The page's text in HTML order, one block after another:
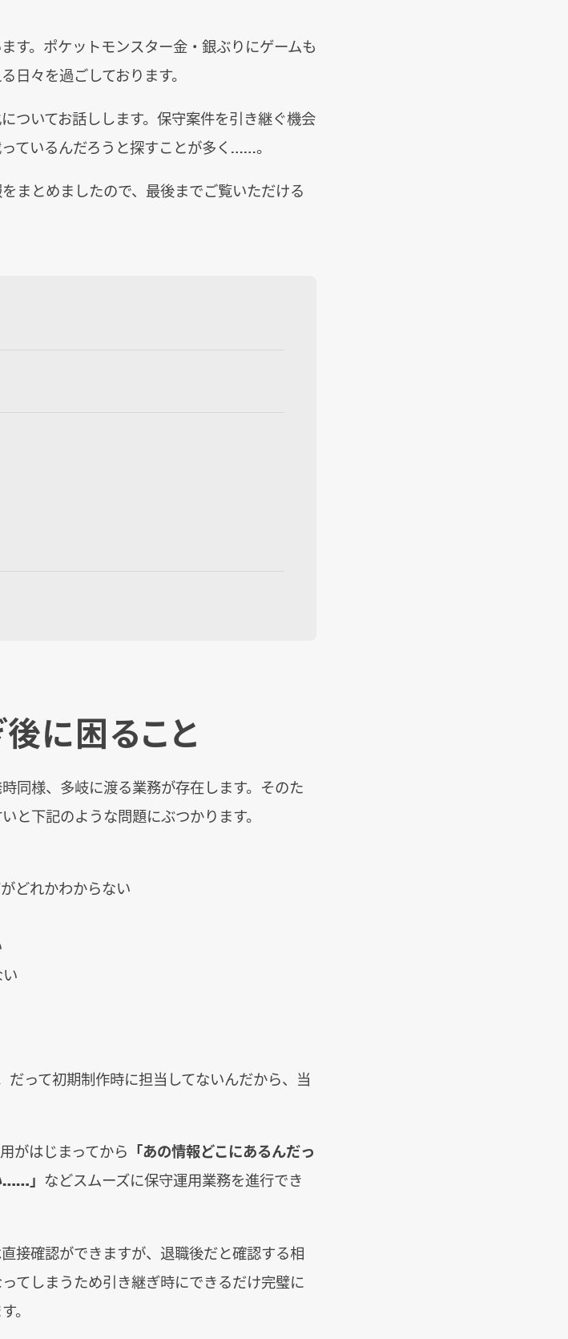
す。ポケットモンスター金・銀ぶりにゲームも
日々を過ごしております。
ついてお話しします。保守案件を引き継ぐ機会
ているんだろうと探すことが多く……。
まとめましたので、最後までご覧いただける
に困ること
同様、多岐に渡る業務が存在します。そのた
と下記のような問題にぶつかります。
どれかわからない
って初期制作時に担当してないんだから、当
がはじまってから 「あの情報どこにあるんだっ
……」 などスムーズに保守運用業務を進行でき
接確認ができますが、退職後だと確認する相
てしまうため引き継ぎ時にできるだけ完璧に
。